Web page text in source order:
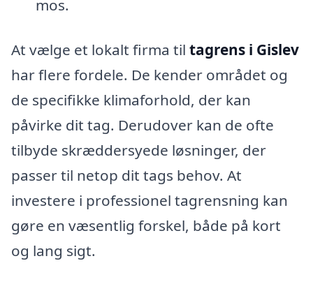
mos.
At vælge et lokalt firma til tagrens i Gislev
har flere fordele. De kender området og
de specifikke klimaforhold, der kan
påvirke dit tag. Derudover kan de ofte
tilbyde skræddersyede løsninger, der
passer til netop dit tags behov. At
investere i professionel tagrensning kan
gøre en væsentlig forskel, både på kort
og lang sigt.